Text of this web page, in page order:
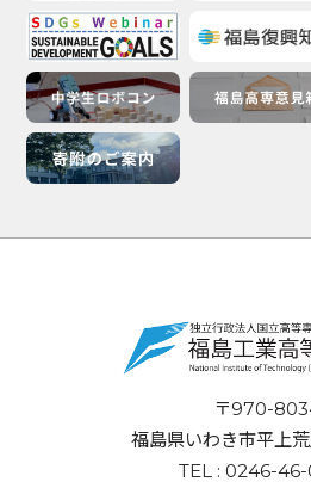
〒970-
福島県いわき市平上
TEL : 0246-